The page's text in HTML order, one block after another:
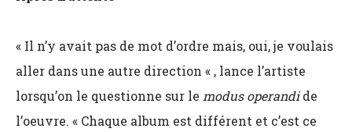
« Il n’y avait pas de mot d’ordre mais, oui, je voulais
aller dans une autre direction « , lance l’artiste
lorsqu’on le questionne sur le modus operandide
l’oeuvre. « Chaque album est différent et c’est ce